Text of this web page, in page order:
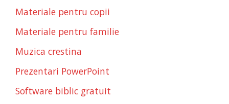
Materiale pentru copii
Materiale pentru familie
Muzica crestina
Prezentari PowerPoint
Software biblic gratuit